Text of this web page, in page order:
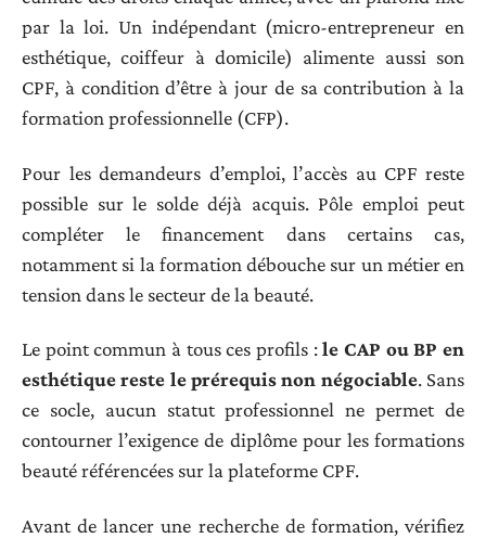
par la loi. Un indépendant (micro-entrepreneur en
esthétique, coiffeur à domicile) alimente aussi son
CPF, à condition d’être à jour de sa contribution à la
formation professionnelle (CFP).
Pour les demandeurs d’emploi, l’accès au CPF reste
possible sur le solde déjà acquis. Pôle emploi peut
compléter le financement dans certains cas,
notamment si la formation débouche sur un métier en
tension dans le secteur de la beauté.
Le point commun à tous ces profils :le CAP ou BP en
esthétique reste le prérequis non négociable. Sans
ce socle, aucun statut professionnel ne permet de
contourner l’exigence de diplôme pour les formations
beauté référencées sur la plateforme CPF.
Avant de lancer une recherche de formation, vérifiez